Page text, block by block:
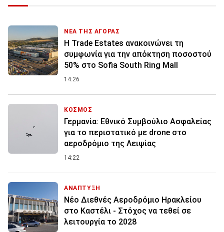
ΝΕΑ ΤΗΣ ΑΓΟΡΑΣ
Η Trade Estates ανακοινώνει τη
συμφωνία για την απόκτηση ποσοστού
50% στο Sofia South Ring Mall
14:26
ΚΟΣΜΟΣ
Γερμανία: Εθνικό Συμβούλιο Ασφαλείας
για το περιστατικό με drone στο
αεροδρόμιο της Λειψίας
14:22
ΑΝΑΠΤΥΞΗ
Νέο Διεθνές Αεροδρόμιο Ηρακλείου
στο Καστέλι - Στόχος να τεθεί σε
λειτουργία το 2028